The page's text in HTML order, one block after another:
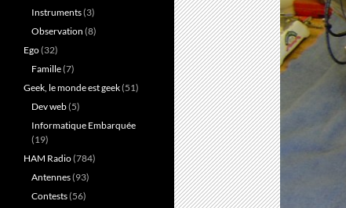
Instruments(3)
Observation (8)
Ego(32)
Famille(7)
Geek, le monde est geek(51)
Dev web(5)
Informatique Embarquée
(19)
HAM Radio(784)
Antennes(93)
Contests(56)